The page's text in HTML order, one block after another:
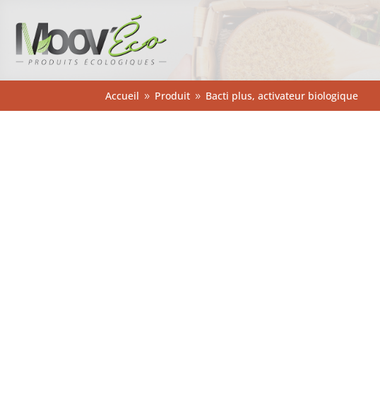
Accueil 9 Produit 9 Bacti plus, activateur biologique